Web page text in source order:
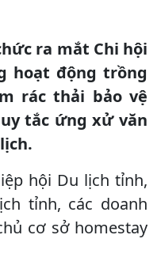
ra mắt Chi hội
hoạt động trồng
rác thải bảo vệ
tắc ứng xử văn
hội Du lịch tỉnh,
tỉnh, các doanh
cơ sở homestay